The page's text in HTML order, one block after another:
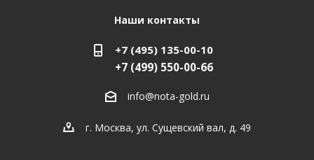
Наши контакты
+7 (495) 135-00-10
+7 (499) 550-00-66
info@nota-gold.ru
г. Москва, ул. Сущевский вал, д. 49